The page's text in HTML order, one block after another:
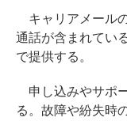
キャリアメール
通話が含まれてい
で提供する。
申し込みやサポ
る。故障や紛失時